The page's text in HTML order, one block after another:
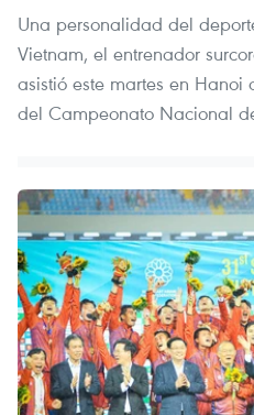
Una personalidad del
Vietnam, el entrenador
asistió este martes en Hanoi
del Campeonato Nacional